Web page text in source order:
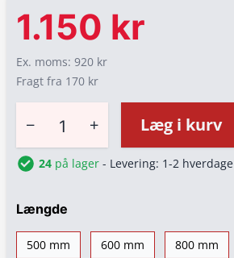
1.150 kr
Ex. moms: 920 kr
Fragt fra 170 kr
− + Læg i kurv
24 på lager - Levering: 1-2 hverdage
Længde
500 mm 600 mm 800 mm